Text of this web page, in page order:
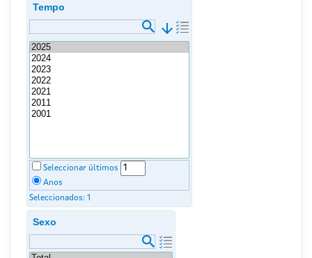
Tempo
arrow_downward
Seleccionar últimos
Anos
Seleccionados: 1
Sexo